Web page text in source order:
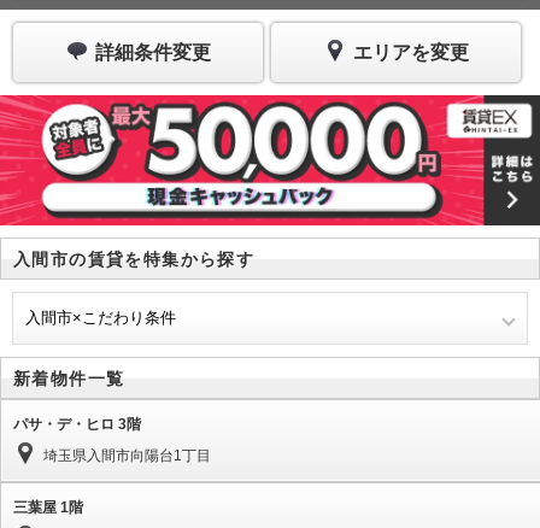
詳細条件変更 エリアを変更
入間市の賃貸を特集から探す
入間市×こだわり条件
新着物件一覧
パサ・デ・ヒロ 3階
埼玉県入間市向陽台1丁目
三葉屋 1階